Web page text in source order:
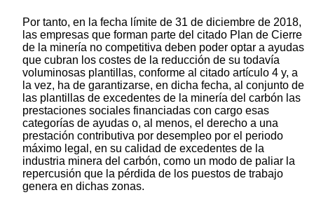
Por tanto, en la fecha límite de 31 de diciembre de 2018,
las empresas que forman parte del citado Plan de Cierre
de la minería no competitiva deben poder optar a ayudas
que cubran los costes de la reducción de su todavía
voluminosas plantillas, conforme al citado artículo 4 y, a
la vez, ha de garantizarse, en dicha fecha, al conjunto de
las plantillas de excedentes de la minería del carbón las
prestaciones sociales financiadas con cargo esas
categorías de ayudas o, al menos, el derecho a una
prestación contributiva por desempleo por el periodo
máximo legal, en su calidad de excedentes de la
industria minera del carbón, como un modo de paliar la
repercusión que la pérdida de los puestos de trabajo
genera en dichas zonas.